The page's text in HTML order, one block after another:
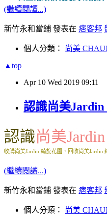
(繼續閱讀...)
新竹永和當鋪 發表在 痞客邦
個人分類： 尚美
▲top
Apr 10 Wed 2019 09:11
認識尚美
認識尚美
收購尚美Jardin 綺旎花園，回收尚美Jardin
(繼續閱讀...)
新竹永和當鋪 發表在 痞客邦
個人分類： 尚美